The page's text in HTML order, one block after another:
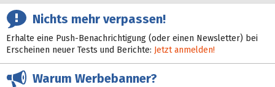
Nichts mehr verpassen!
Erhalte eine Push-Benachrichtigung (oder einen Newsletter) bei
Erscheinen neuer Tests und Berichte: Jetzt anmelden!
Warum Werbebanner?